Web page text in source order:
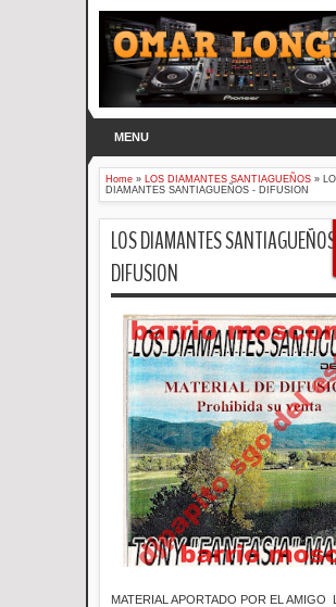
MENU
Home » LOS DIAMANTES SANTIAGUEÑOS »
DIAMANTES SANTIAGUEÑOS - DIFUSION
LOS DIAMANTES
DIFUSION
MATERIAL APORTADO POR EL AMIGO